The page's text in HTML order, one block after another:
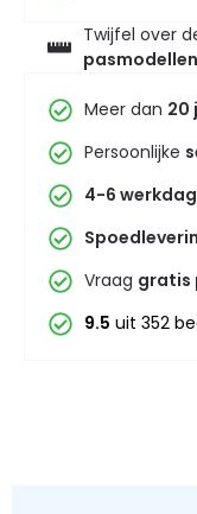
Twijfel over
Meer dan 20
Persoonlijke
4-6
Vraag gratis
9.5 uit 352